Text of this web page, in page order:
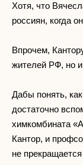
Хотя, что
россиян, когда
Впрочем,
жителей РФ, но и
Дабы понять,
достаточно
химкомбината
Кантор, и
не